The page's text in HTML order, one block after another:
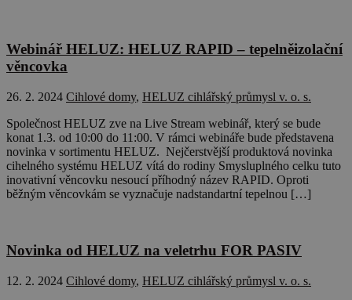
Webinář HELUZ: HELUZ RAPID – tepelněizolační
věncovka
26. 2. 2024 Cihlové domy, HELUZ cihlářský průmysl v. o. s.
Společnost HELUZ zve na Live Stream webinář, který se bude
konat 1.3. od 10:00 do 11:00. V rámci webináře bude představena
novinka v sortimentu HELUZ. Nejčerstvější produktová novinka
cihelného systému HELUZ vítá do rodiny Smysluplného celku tuto
inovativní věncovku nesoucí příhodný název RAPID. Oproti
běžným věncovkám se vyznačuje nadstandartní tepelnou […]
Novinka od HELUZ na veletrhu FOR PASIV
12. 2. 2024 Cihlové domy, HELUZ cihlářský průmysl v. o. s.